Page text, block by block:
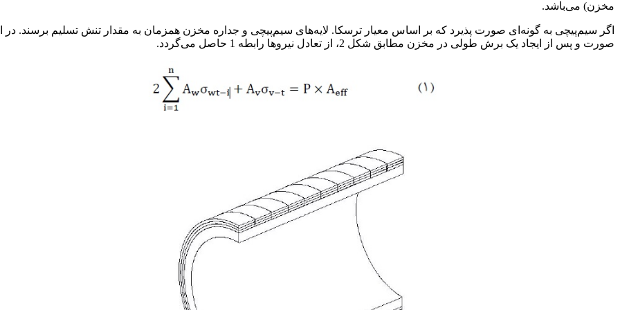
مخزن) می‌باشد.
اگر سیم‌پیچی به گونه‌ای صورت پذیرد که بر اساس معیار ترسکا. لایه‌های سیم‌پیچی و جداره مخزن همزمان به مقدار تنش تسلیم برسند. در
صورت و پس از ایجاد یک برش طولی در مخزن مطابق شکل 2، از تعادل نیروها رابطه 1 حاصل می‌گردد.